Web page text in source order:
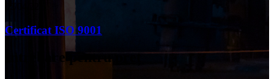
Certificat ISO 9001
Întrebare pentru preț